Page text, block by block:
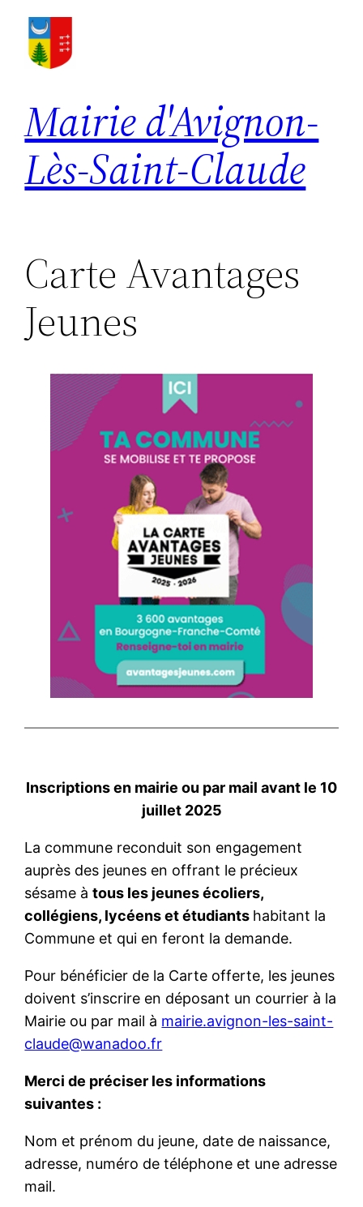
Aller
contenu
Mairie d'Avignon-
Lès-Saint-Claude
Carte Avantages
Jeunes
Inscriptions en mairie ou par mail avant le 10
juillet 2025
La commune reconduit son engagement
auprès des jeunes en offrant le précieux
sésame àtous les jeunes écoliers,
collégiens, lycéens et étudiants habitant la
Commune et qui en feront la demande.
Pour bénéficier de la Carte offerte, les jeunes
doivent s’inscrire en déposant un courrier à la
Mairie ou par mail à mairie.avignon-les-saint-
claude@wanadoo.fr
Merci de préciser les informations
suivantes :
Nom et prénom du jeune, date de naissance,
adresse, numéro de téléphone et une adresse
mail.